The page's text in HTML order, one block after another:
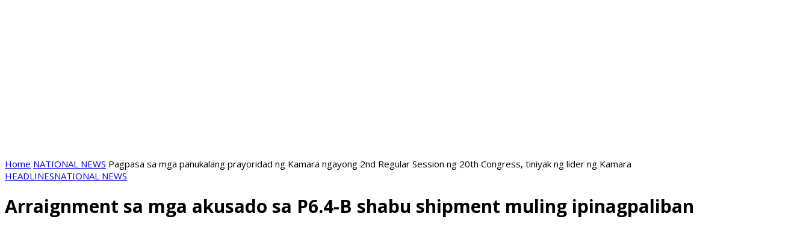
Home NATIONAL NEWS Pagpasa sa mga panukalang prayoridad ng Kamara ngayong 2nd Regular Session ng 20th Congress, tiniyak ng lider ng Kamara
HEADLINESNATIONAL NEWS
Arraignment sa mga akusado sa P6.4-B shabu shipment muling ipinagpaliban